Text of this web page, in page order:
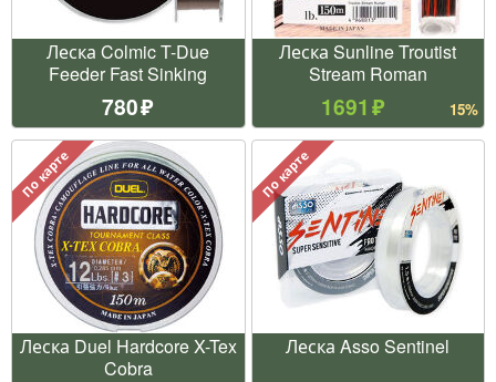
Леска Colmic T-Due
Feeder Fast Sinking
780
Леска Sunline Troutist
Stream Roman
1691 15%
По карте
Леска Duel Hardcore X-Tex
Cobra
По карте
Леска Asso Sentinel